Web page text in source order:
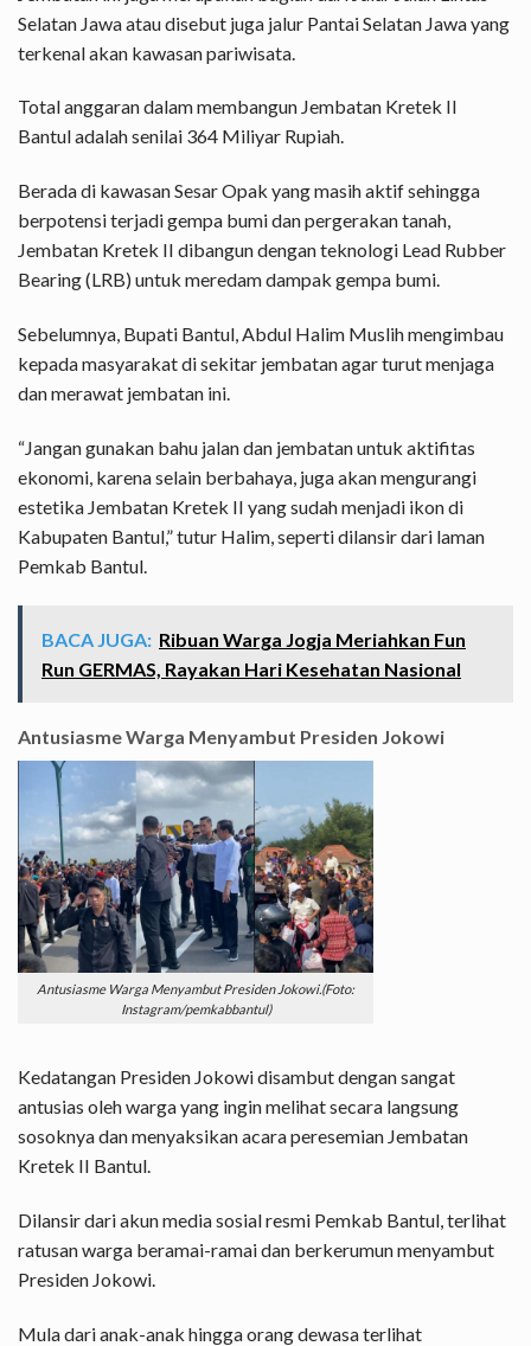
Selatan Jawa atau disebut juga jalur Pantai Selatan Jawa yang
terkenal akan kawasan pariwisata.
Total anggaran dalam membangun Jembatan Kretek II
Bantul adalah senilai 364 Miliyar Rupiah.
Berada di kawasan Sesar Opak yang masih aktif sehingga
berpotensi terjadi gempa bumi dan pergerakan tanah,
Jembatan Kretek II dibangun dengan teknologi Lead Rubber
Bearing (LRB) untuk meredam dampak gempa bumi.
Sebelumnya, Bupati Bantul, Abdul Halim Muslih mengimbau
kepada masyarakat di sekitar jembatan agar turut menjaga
dan merawat jembatan ini.
“Jangan gunakan bahu jalan dan jembatan untuk aktifitas
ekonomi, karena selain berbahaya, juga akan mengurangi
estetika Jembatan Kretek II yang sudah menjadi ikon di
Kabupaten Bantul,” tutur Halim, seperti dilansir dari laman
Pemkab Bantul.
BACA JUGA: Ribuan Warga Jogja Meriahkan Fun
Run GERMAS, Rayakan Hari Kesehatan Nasional
Antusiasme Warga Menyambut Presiden Jokowi
Antusiasme Warga Menyambut Presiden Jokowi.(Foto:
Instagram/pemkabbantul)
Kedatangan Presiden Jokowi disambut dengan sangat
antusias oleh warga yang ingin melihat secara langsung
sosoknya dan menyaksikan acara peresemian Jembatan
Kretek II Bantul.
Dilansir dari akun media sosial resmi Pemkab Bantul, terlihat
ratusan warga beramai-ramai dan berkerumun menyambut
Presiden Jokowi.
Mula dari anak-anak hingga orang dewasa terlihat